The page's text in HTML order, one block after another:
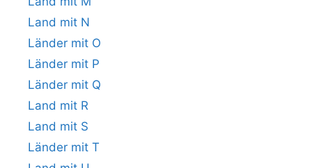
Land mit N
Länder mit O
Länder mit P
Länder mit Q
Land mit R
Land mit S
Länder mit T